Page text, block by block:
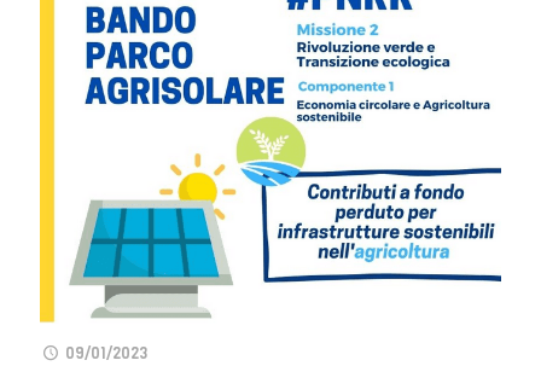
09/01/2023